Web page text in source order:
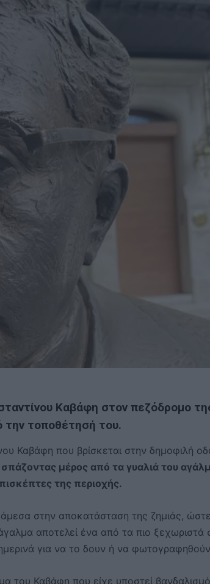
Καβάφη στον πεζόδρομο
την τοποθέτησή του.
Καβάφη που βρίσκεται στην δημοφιλή
μέρος από τα γυαλιά του
της περιοχής.
στην αποκατάσταση της ζημιάς,
αποτελεί ένα από τα πιο ξεχωριστά
για να το δουν ή να
του Καβάφη που είχε υποστεί